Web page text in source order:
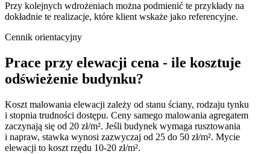
Przy kolejnych wdrożeniach można podmienić te przykłady na
dokładnie te realizacje, które klient wskaże jako referencyjne.
Cennik orientacyjny
Prace przy elewacji cena - ile kosztuje
odświeżenie budynku?
Koszt malowania elewacji zależy od stanu ściany, rodzaju tynku
i stopnia trudności dostępu. Ceny samego malowania agregatem
zaczynają się od 20 zł/m². Jeśli budynek wymaga rusztowania
i napraw, stawka wynosi zazwyczaj od 25 do 50 zł/m². Mycie
elewacji to koszt rzędu 10-20 zł/m².